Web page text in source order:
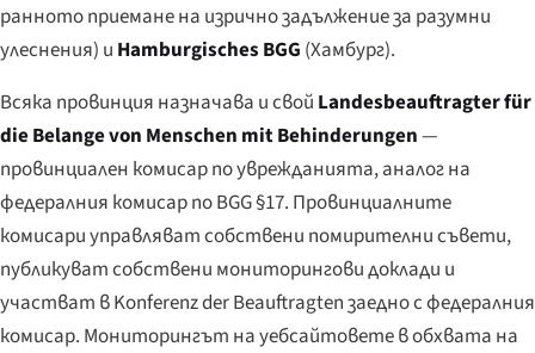
ранното приемане на изрично задължение за разумни
улеснения) и Hamburgisches BGG (Хамбург).
Всяка провинция назначава и свой Landesbeauftragter für
die Belange von Menschen mit Behinderungen—
провинциален комисар по уврежданията, аналог на
федералния комисар по BGG §17. Провинциалните
комисари управляват собствени помирителни съвети,
публикуват собствени мониторингови доклади и
участват вKonferenz der Beauftragtenзаедно с федералния
комисар. Мониторингът на уебсайтовете в обхвата на